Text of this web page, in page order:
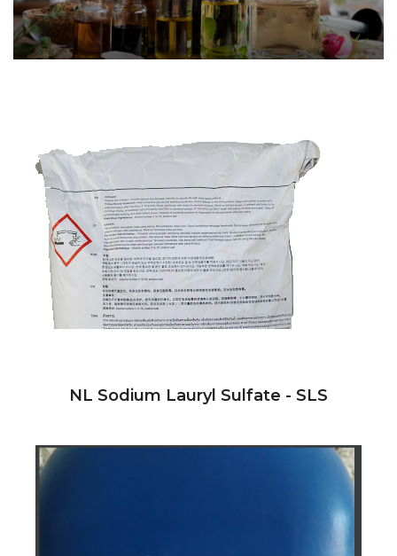
NL Sodium Lauryl Sulfate - SLS